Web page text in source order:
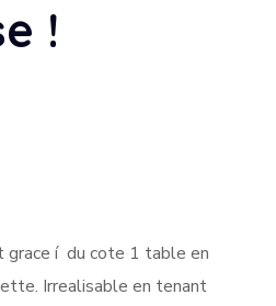
!
grace í du cote 1 table en
Irrealisable en tenant